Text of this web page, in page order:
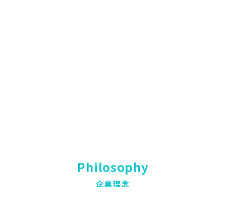
Philosophy
企業理念